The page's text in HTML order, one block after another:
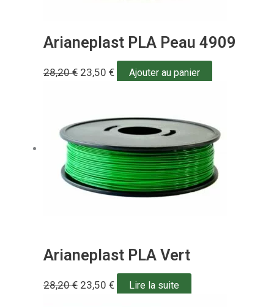
Arianeplast PLA Peau 4909
28,20€ 23,50 € Ajouter au panier
Arianeplast PLA Vert
28,20€ 23,50 € Lire la suite